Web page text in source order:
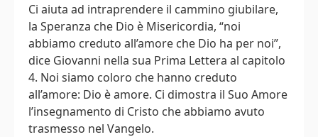
Ci aiuta ad intraprendere il cammino giubilare,
la Speranza che Dio è Misericordia, “noi
abbiamo creduto all’amore che Dio ha per noi”,
dice Giovanni nella sua Prima Lettera al capitolo
4. Noi siamo coloro che hanno creduto
all’amore: Dio è amore. Ci dimostra il Suo Amore
l’insegnamento di Cristo che abbiamo avuto
trasmesso nel Vangelo.